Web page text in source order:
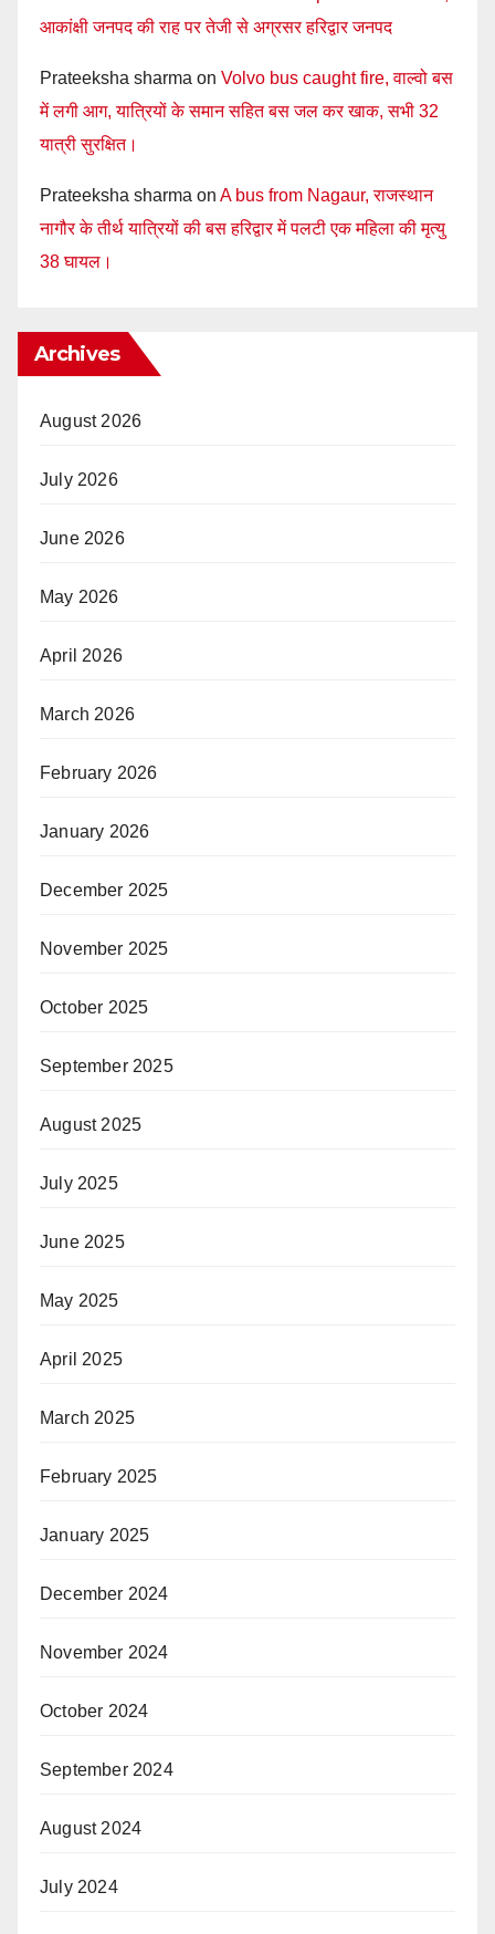
आकांक्षी जनपद की राह पर तेजी से अग्रसर हरिद्वार जनपद
Prateeksha sharma on Volvo bus caught fire, वाल्वो बस
में लगी आग, यात्रियों के समान सहित बस जल कर खाक, सभी 32
यात्री सुरक्षित।
Prateeksha sharma on A bus from Nagaur, राजस्थान
नागौर के तीर्थ यात्रियों की बस हरिद्वार में पलटी एक महिला की मृत्यु
38 घायल।
Archives
August 2026
July 2026
June 2026
May 2026
April 2026
March 2026
February 2026
January 2026
December 2025
November 2025
October 2025
September 2025
August 2025
July 2025
June 2025
May 2025
April 2025
March 2025
February 2025
January 2025
December 2024
November 2024
October 2024
September 2024
August 2024
July 2024